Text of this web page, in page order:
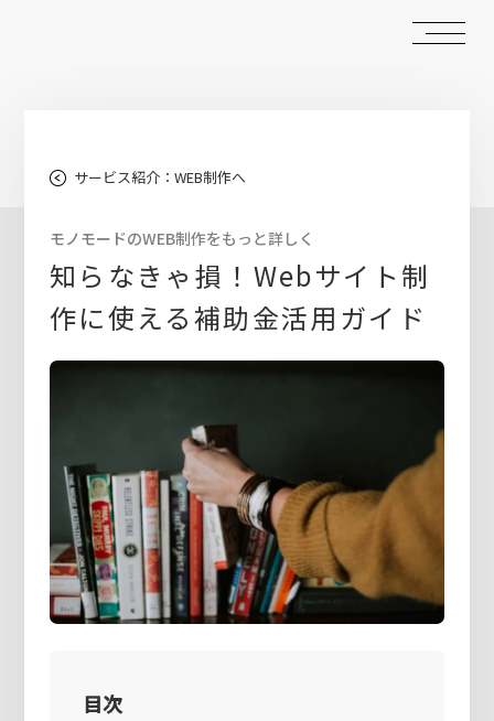
サービス紹介：WEB制作へ
モノモードのWEB制作をもっと詳しく
知らなきゃ損！Webサイト制
作に使える補助金活用ガイド
目次